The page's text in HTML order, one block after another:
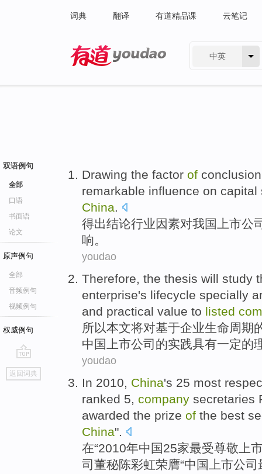
词典 翻译 有道精品课 云笔记
中英
双语例句
全部
口语
书面语
论文
原声例句
全部
音频例句
视频例句
权威例句
go
top
返回词典
Drawing the factor of conclusion
remarkable influence on capital
China.
得出结论行业因素对我国 上市公
响。
youdao
Therefore, the thesis will study
enterprise's lifecycle specially
and practical value to listed
所以本文将对基于企业生命周期
中国
上市公司 的实践具有一定的
youdao
In 2010, China's 25 most
ranked 5 company secretaries
awarded the prize of the best
China".
在“2010年中国25家最受尊敬 上
司 董秘陈彩虹荣膺“中国上市公司